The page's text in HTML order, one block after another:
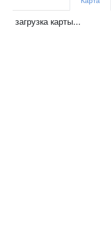
загрузка карты...